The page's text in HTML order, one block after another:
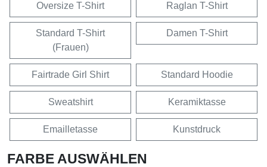
Oversize T-Shirt Raglan T-Shirt
Standard T-Shirt
(Frauen)
Damen T-Shirt
Fairtrade Girl Shirt Standard Hoodie
Sweatshirt Keramiktasse
Emailletasse Kunstdruck
FARBE AUSWÄHLEN